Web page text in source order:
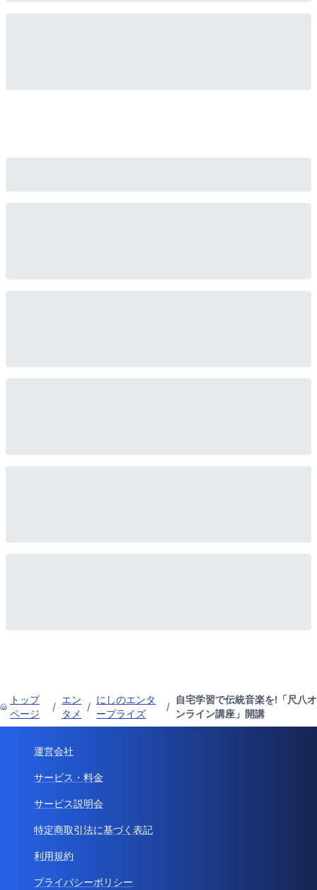
トップ
ページ
/
エン
タメ
/
にしのエンタ
ープライズ
/
自宅学習で伝統音楽を!「尺八オ
ンライン講座」開講
運営会社
サービス・料金
サービス説明会
特定商取引法に基づく表記
利用規約
プライバシーポリシー